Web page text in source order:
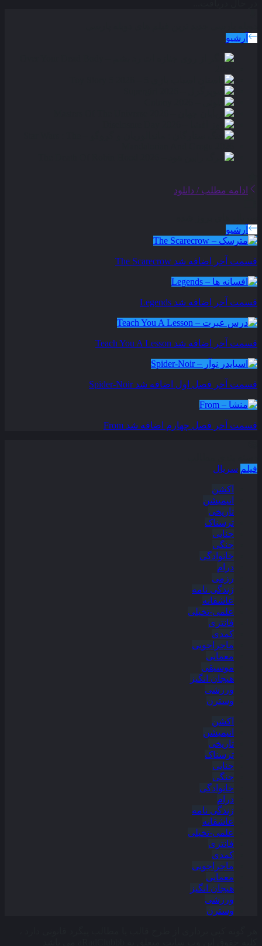
آرشیو
ادامه مطلب / دانلود
آرشیو
قسمت آخر اضافه شد The Scarecrow
قسمت آخر اضافه شد Legends
قسمت آخر اضافه شد Teach You A Lesson
قسمت آخر فصل اول اضافه شد Spider-Noir
قسمت آخر فصل چهارم اضافه شد From
فیلم سریال
اکشن
انیمیشن
تاریخی
ترسناک
جنایی
جنگی
خانوادگی
درام
رزمی
زندگی نامه
عاشقانه
علمی-تخیلی
فانتزی
کمدی
ماجراجویی
معمایی
موسیقی
هیجان انگیز
ورزشی
وسترن
اکشن
انیمیشن
تاریخی
ترسناک
جنایی
جنگی
خانوادگی
درام
زندگی نامه
عاشقانه
علمی-تخیلی
فانتزی
کمدی
ماجراجویی
معمایی
هیجان انگیز
ورزشی
وسترن